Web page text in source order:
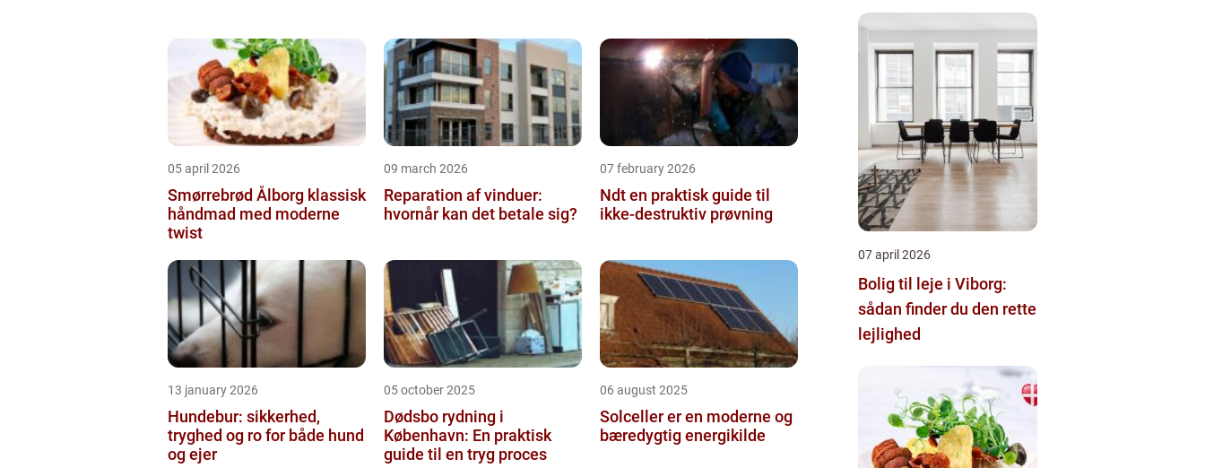
05 april 2026
Smørrebrød Ålborg klassisk
håndmad med moderne
twist
09 march 2026
Reparation af vinduer:
hvornår kan det betale sig?
07 february 2026
Ndt en praktisk guide til
ikke-destruktiv prøvning
13 january 2026
Hundebur: sikkerhed,
tryghed og ro for både hund
og ejer
05 october 2025
Dødsbo rydning i
København: En praktisk
guide til en tryg proces
06 august 2025
Solceller er en moderne og
bæredygtig energikilde
07 april 2026
Bolig til leje i Viborg:
sådan finder du den rette
lejlighed